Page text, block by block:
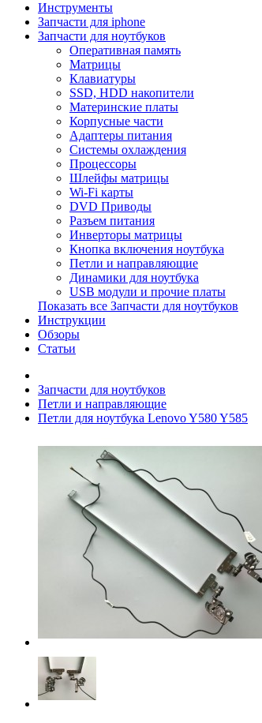
Инструменты
Запчасти для iphone
Запчасти для ноутбуков
Оперативная память
Матрицы
Клавиатуры
SSD, HDD накопители
Материнские платы
Корпусные части
Адаптеры питания
Системы охлаждения
Процессоры
Шлейфы матрицы
Wi-Fi карты
DVD Приводы
Разъем питания
Инверторы матрицы
Кнопка включения ноутбука
Петли и направляющие
Динамики для ноутбука
USB модули и прочие платы
Показать все Запчасти для ноутбуков
Инструкции
Обзоры
Статьи
Запчасти для ноутбуков
Петли и направляющие
Петли для ноутбука Lenovo Y580 Y585